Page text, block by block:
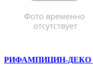
РИФАМПИЦИН-ДЕКО